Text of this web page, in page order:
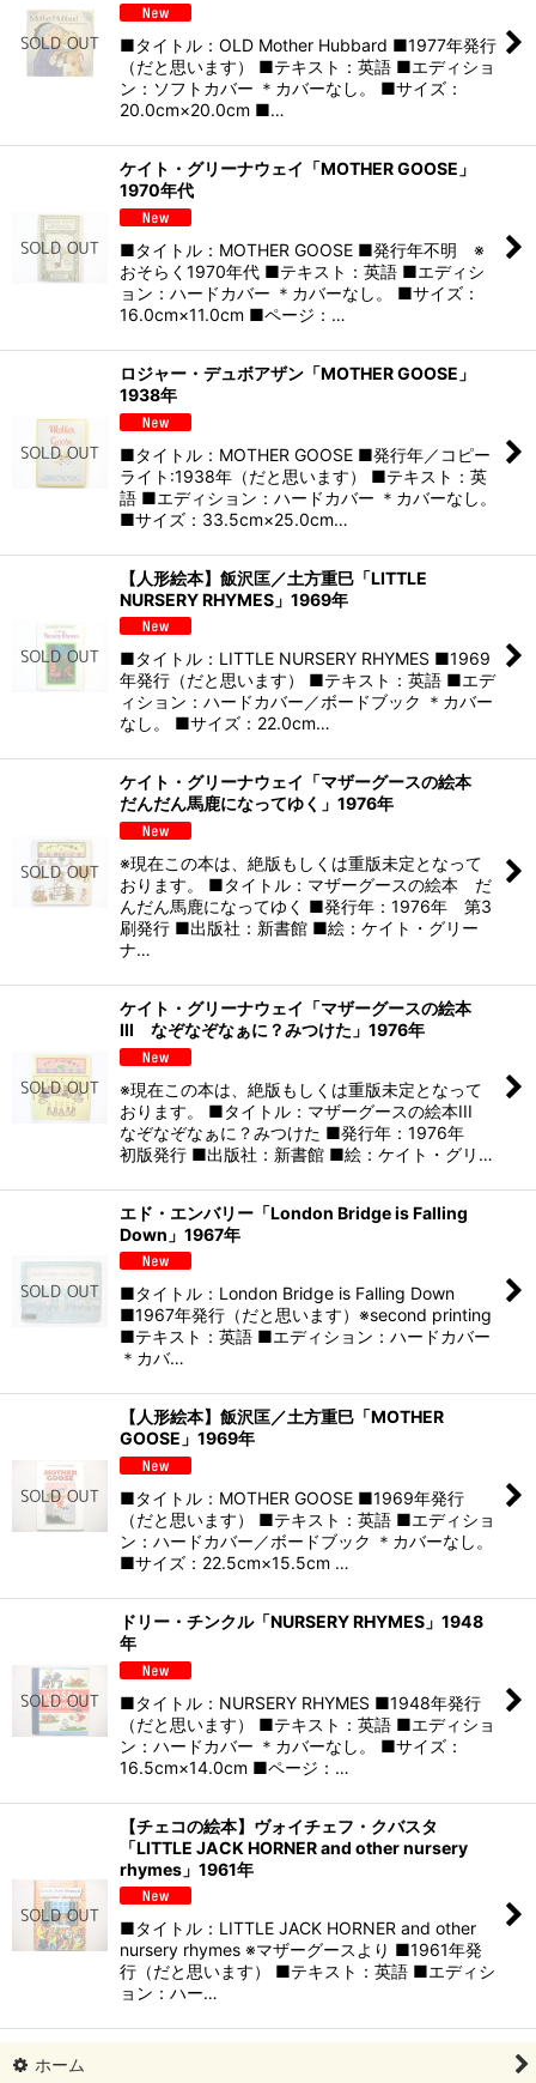
■タイトル：OLD Mother Hubbard ■1977年発行
（だと思います） ■テキスト：英語 ■エディショ
ン：ソフトカバー ＊カバーなし。 ■サイズ：
20.0cm×20.0cm ■…
ケイト・グリーナウェイ「MOTHER GOOSE」
1970年代
■タイトル：MOTHER GOOSE ■発行年不明 ※
おそらく1970年代 ■テキスト：英語 ■エディシ
ョン：ハードカバー ＊カバーなし。 ■サイズ：
16.0cm×11.0cm ■ページ：…
ロジャー・デュボアザン「MOTHER GOOSE」
1938年
■タイトル：MOTHER GOOSE ■発行年／コピー
ライト:1938年（だと思います） ■テキスト：英
語 ■エディション：ハードカバー ＊カバーなし。
■サイズ：33.5cm×25.0cm…
【人形絵本】飯沢匡／土方重巳「LITTLE
NURSERY RHYMES」1969年
■タイトル：LITTLE NURSERY RHYMES ■1969
年発行（だと思います） ■テキスト：英語 ■エデ
ィション：ハードカバー／ボードブック ＊カバー
なし。 ■サイズ：22.0cm…
ケイト・グリーナウェイ「マザーグースの絵本
だんだん馬鹿になってゆく」1976年
※現在この本は、絶版もしくは重版未定となって
おります。 ■タイトル：マザーグースの絵本 だ
んだん馬鹿になってゆく ■発行年：1976年 第3
刷発行 ■出版社：新書館 ■絵：ケイト・グリー
ナ…
ケイト・グリーナウェイ「マザーグースの絵本
III なぞなぞなぁに？みつけた」1976年
※現在この本は、絶版もしくは重版未定となって
おります。 ■タイトル：マザーグースの絵本III
なぞなぞなぁに？みつけた ■発行年：1976年
初版発行 ■出版社：新書館 ■絵：ケイト・グリ…
エド・エンバリー「London Bridge is Falling
Down」1967年
■タイトル：London Bridge is Falling Down
■1967年発行（だと思います）※second printing
■テキスト：英語 ■エディション：ハードカバー
＊カバ…
【人形絵本】飯沢匡／土方重巳「MOTHER
GOOSE」1969年
■タイトル：MOTHER GOOSE ■1969年発行
（だと思います） ■テキスト：英語 ■エディショ
ン：ハードカバー／ボードブック ＊カバーなし。
■サイズ：22.5cm×15.5cm …
ドリー・チンクル「NURSERY RHYMES」1948
年
■タイトル：NURSERY RHYMES ■1948年発行
（だと思います） ■テキスト：英語 ■エディショ
ン：ハードカバー ＊カバーなし。 ■サイズ：
16.5cm×14.0cm ■ページ：…
【チェコの絵本】ヴォイチェフ・クバスタ
「LITTLE JACK HORNER and other nursery
rhymes」1961年
■タイトル：LITTLE JACK HORNER and other
nursery rhymes ※マザーグースより ■1961年発
行（だと思います） ■テキスト：英語 ■エディシ
ョン：ハー…
ホーム